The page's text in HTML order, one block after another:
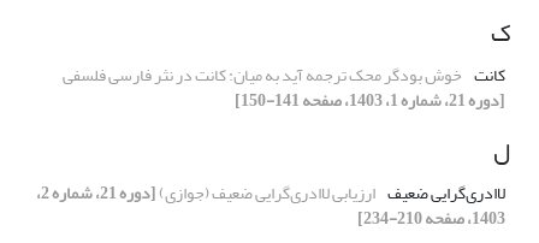
ک
کانت خوش بودگر محک ترجمه آید به میان: کانت در نثر فارسی فلسفی
[دوره 21، شماره 1، 1403، صفحه 141-150]
ل
لاادری‌گرایی ضعیف ارزیابی لاادری‌گرایی ضعیف (جوازی) [دوره 21، شماره 2،
1403، صفحه 210-234]